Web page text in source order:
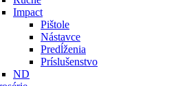
Impact
Pištole
Nástavce
Predĺženia
Príslušenstvo
ND